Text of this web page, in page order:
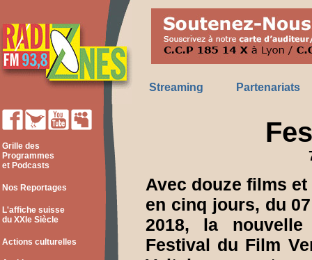
Streaming Partenariats
Grille des
Programmes
et Podcasts
Nos Reportages
L'affiche suisse
du XXIe Siècle
Actions culturelles
Avec douze films
en cinq jours, du
2018, la
Festival du Film